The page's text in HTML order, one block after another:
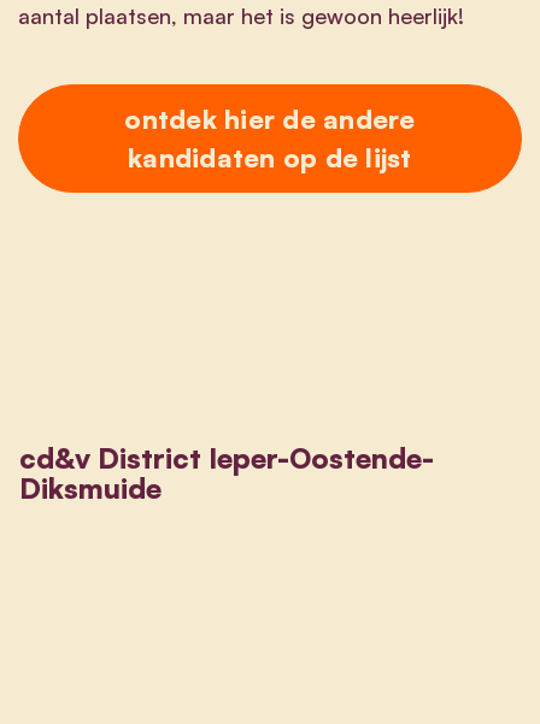
aantal plaatsen, maar het is gewoon heerlijk!
ontdek hier de andere
kandidaten op de lijst
cd&v District Ieper-Oostende-
Diksmuide